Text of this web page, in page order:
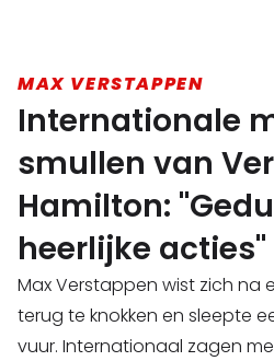
MAX VERSTAPPEN
Internationale
smullen van
Hamilton:
heerlijke acties"
Max Verstappen wist zich na
terug te knokken en sleepte
vuur. Internationaal zagen